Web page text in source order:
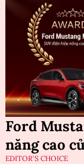
Ford
năng cao
EDITOR'S CHOICE